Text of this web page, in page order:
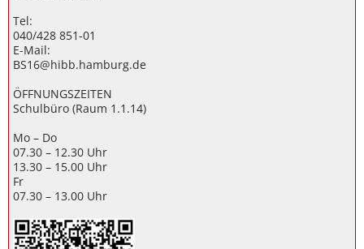
Tel:
040/428 851-01
E-Mail:
BS16@hibb.hamburg.de
ÖFFNUNGSZEITEN
Schulbüro (Raum 1.1.14)
Mo – Do
07.30 – 12.30 Uhr
13.30 – 15.00 Uhr
Fr
07.30 – 13.00 Uhr